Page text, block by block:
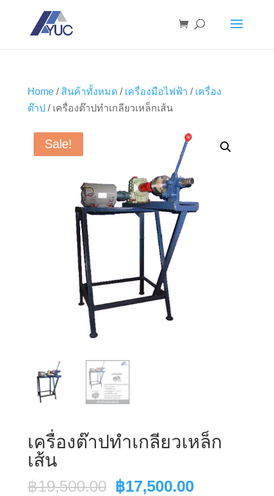
Home/ สินค้าทั้งหมด/ เครื่องมือไฟฟ้า / เครื่อง
ต๊าป / เครื่องต๊าปทำเกลียวเหล็กเส้น
Sale!
เครื่องต๊าปทำเกลียวเหล็ก
เส้น
฿19,500.00 Original
฿17,500.00Current